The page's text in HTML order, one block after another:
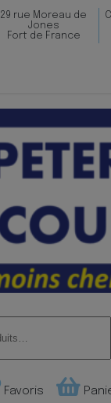
29 rue Moreau de
Jones
Fort de France
Favoris